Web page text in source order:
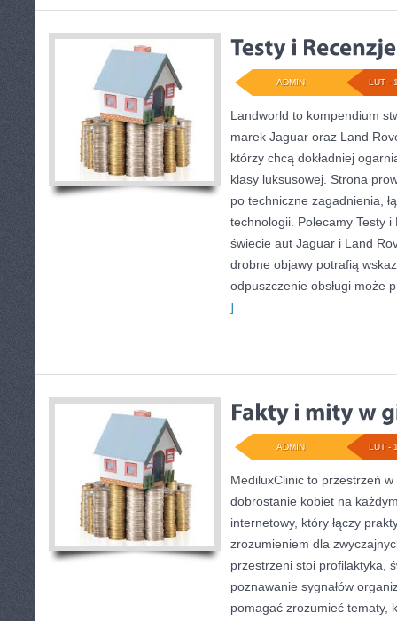
LUT -
ADMIN
Landworld to kompendium
marek Jaguar oraz Land
którzy chcą dokładniej
klasy luksusowej. Strona
po techniczne zagadnienia,
technologii. Polecamy Testy
świecie aut Jaguar i Land
drobne objawy potrafią
odpuszczenie obsługi może
]
LUT -
ADMIN
MediluxClinic to przestrzeń
dobrostanie kobiet na
internetowy, który łączy
zrozumieniem dla
przestrzeni stoi profilaktyka,
poznawanie sygnałów
pomagać zrozumieć tematy,